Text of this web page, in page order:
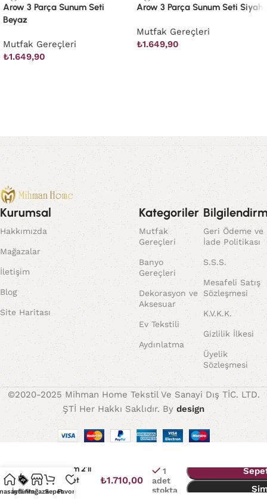
Arow 3 Parça Sunum Seti
Beyaz
Mutfak Gereçleri
₺1.649,90
Arow 3 Parça Sunum Seti Siyah
Mutfak Gereçleri
₺1.649,90
Kurumsal
Hakkımızda
Mağazalar
İletişim
Blog
Site Haritası
Kategoriler
Mutfak
Gereçleri
Banyo
Gereçleri
Dekorasyon ve
Aksesuar
Ev Tekstili
Aydınlatma
Geri Ödeme ve
İade Politikası
S.S.S.
Mesafeli Satış
Sözleşmesi
K.V.K.K.
Gizlilik İlkesi
Üyelik
Sözleşmesi
©2020-2025 Mihman Home Tekstil Ve Sanayi Dış TİC. LTD.
ŞTİ Her Hakkı Saklıdır. By design
Arow Balm 2’li
Emaye Set
Beyaz
₺1.710,00
1
adet
stokta
İndirimMağazaSepetFavoriler